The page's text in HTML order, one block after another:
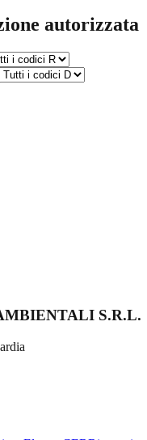
autorizzata
S.R.L.